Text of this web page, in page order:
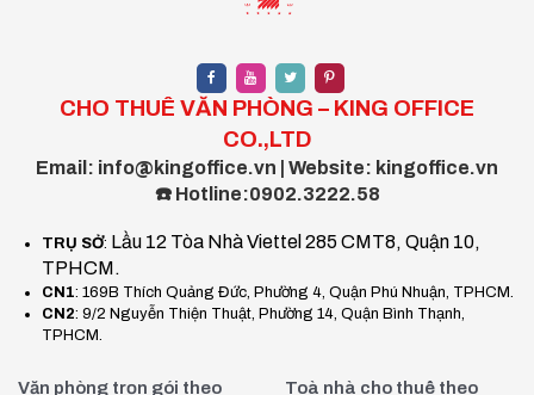
CHO THUÊ VĂN PHÒNG – KING OFFICE
CO.,LTD
Email: info@kingoffice.vn | Website: kingoffice.vn
☎️ Hotline:0902.3222.58
TRỤ SỞ: Lầu 12 Tòa Nhà Viettel 285 CMT8, Quận 10,
TPHCM.
CN1: 169B Thích Quảng Đức, Phường 4, Quận Phú Nhuận, TPHCM.
CN2: 9/2 Nguyễn Thiện Thuật, Phường 14, Quận Bình Thạnh,
TPHCM.
Văn phòng trọn gói theo Toà nhà cho thuê theo